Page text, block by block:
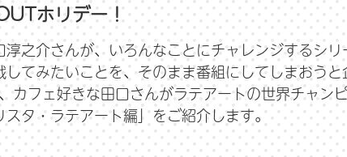
ホリデー！
之介さんが、いろんなことにチャレンジするシ
てみたいことを、そのまま番組にしてしまおう
カフェ好きな田口さんがラテアートの世界チャン
タ・ラテアート編」をご紹介します。